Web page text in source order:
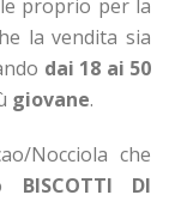
proprio per la
la vendita sia
dai 18 ai 50
giovane.
Nocciola che
BISCOTTI DI